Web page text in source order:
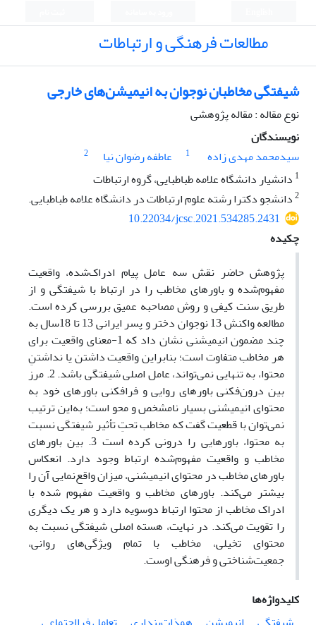
مطالعات فرهنگی و ارتباطات
شیفتگی مخاطبان نوجوان به انیمیشن‌های خارجی
نوع مقاله : مقاله پژوهشی
نویسندگان
سیدمحمد مهدی زاده
1 عاطفه رضوان نیا
2
1 دانشیار دانشگاه علامه طباطبایی، گروه ارتباطات
2دانشجو دکترا رشته علوم ارتباطات در دانشگاه علامه طباطبایی.
10.22034/jcsc.2021.534285.2431
چکیده
پژوهش حاضر نقش سه عامل پیام ادراک‌شده، واقعیت
مفهوم‌شده و باورهای مخاطب را در ارتباط با شیفتگی و از
طریق سنت کیفی و روش مصاحبه عمیق بررسی کرده است.
مطالعه واکنش 13 نوجوان دختر و پسر ایرانی 13 تا 18سال به
چند مضمون انیمیشنی نشان داد که 1-معنای واقعیت برای
هر مخاطب متفاوت است؛ بنابراین واقعیت داشتن یا نداشتنِ
محتوا، به تنهایی نمی‌تواند، عامل اصلی شیفتگی باشد. 2. مرز
بین درون‌فکنی باورهای روایی و فرافکنی باورهای خود به
محتوای انیمیشنی بسیار نامشخص و محو است؛ به‌این ترتیب
نمی‌توان با قطعیت گفت که مخاطب تحتِ تأثیر شیفتگی نسبت
به محتوا، باورهایی را درونی کرده است 3. بین باورهای
مخاطب و واقعیت مفهوم‌شده ارتباط وجود دارد. انعکاس
باورهای مخاطب در محتوای انیمیشنی، میزان واقع‌نمایی آن را
بیشتر می‌کند. باورهای مخاطب و واقعیت مفهوم شده با
ادراک مخاطب از محتوا ارتباط دوسویه دارد و هر یک دیگری
را تقویت می‌کند. در نهایت، هسته اصلی شیفتگی نسبت به
محتوای تخیلی، مخاطب با تمامِ ویژگی‌های روانی،
جمعیت‌شناختی و فرهنگی اوست.
کلیدواژه‌ها